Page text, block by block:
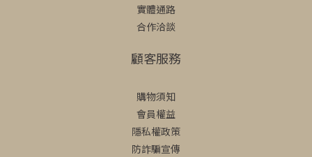
實體通路
合作洽談
顧客服務
購物須知
會員權益
隱私權政策
防詐騙宣傳